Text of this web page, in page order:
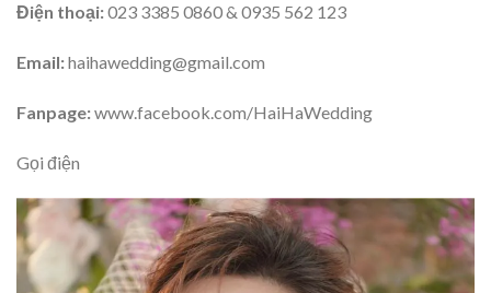
Điện thoại:023 3385 0860 & 0935 562 123
Email:haihawedding@gmail.com
Fanpage:www.facebook.com/HaiHaWedding
Gọi điện